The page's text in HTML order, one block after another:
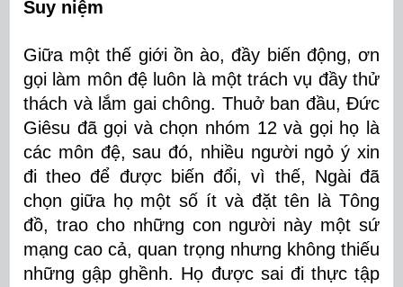
Suy niệm
Giữa một thế giới ồn ào, đầy biến động, ơn
gọi làm môn đệ luôn là một trách vụ đầy thử
thách và lắm gai chông. Thuở ban đầu, Đức
Giêsu đã gọi và chọn nhóm 12 và gọi họ là
các môn đệ, sau đó, nhiều người ngỏ ý xin
đi theo để được biến đổi, vì thế, Ngài đã
chọn giữa họ một số ít và đặt tên là Tông
đồ, trao cho những con người này một sứ
mạng cao cả, quan trọng nhưng không thiếu
những gập ghềnh. Họ được sai đi thực tập